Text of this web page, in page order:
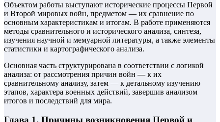
Объектом работы выступают исторические процессы Первой
и Второй мировых войн, предметом — их сравнение по
основным характеристикам и итогам. В работе применяются
методы сравнительного и исторического анализа, синтеза,
изучения научной и мемуарной литературы, а также элементы
статистики и картографического анализа.
Основная часть структурирована в соответствии с логикой
анализа: от рассмотрения причин войн — к их
сравнительному анализу, затем — к детальному изучению
этапов, характера военных действий, завершив анализом
итогов и последствий для мира.
Глава 1. Причины возникновения Первой и